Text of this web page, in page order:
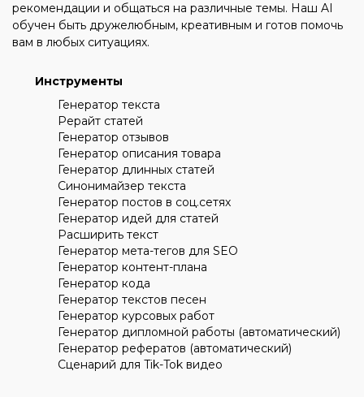
рекомендации и общаться на различные темы. Наш AI
обучен быть дружелюбным, креативным и готов помочь
вам в любых ситуациях.
Инструменты
Генератор текста
Рерайт статей
Генератор отзывов
Генератор описания товара
Генератор длинных статей
Синонимайзер текста
Генератор постов в соц.сетях
Генератор идей для статей
Расширить текст
Генератор мета-тегов для SEO
Генератор контент-плана
Генератор кода
Генератор текстов песен
Генератор курсовых работ
Генератор дипломной работы (автоматический)
Генератор рефератов (автоматический)
Сценарий для Tik-Tok видео